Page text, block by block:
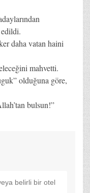
daha vatan haini
mahvetti.
olduğuna göre,
bulsun!”